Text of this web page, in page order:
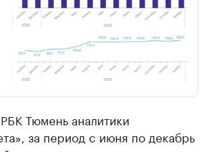
Тюмень аналитики
за период с июня по декабрь